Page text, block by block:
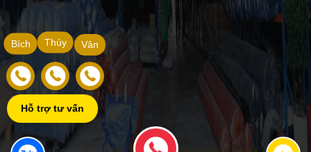
Vân
Thúy
Bích
Hỗ trợ tư vấn